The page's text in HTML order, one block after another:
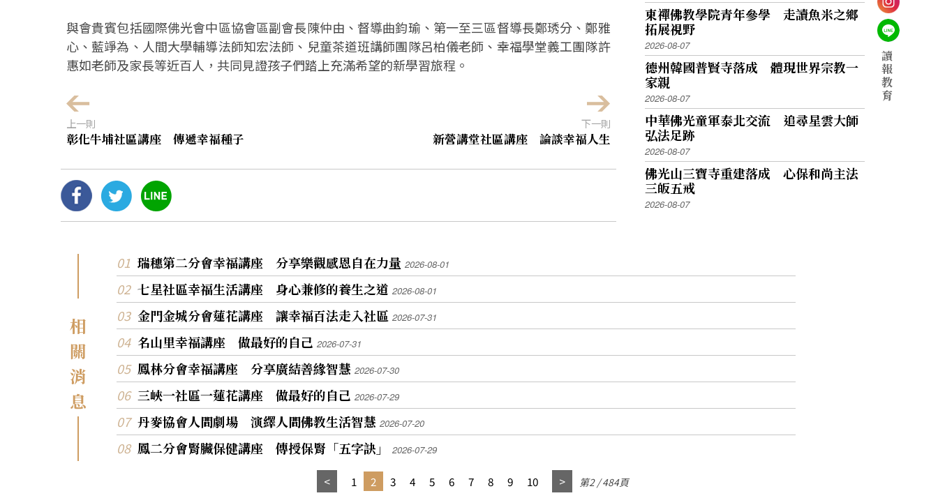
與會貴賓包括國際佛光會中區協會區副會長陳仲由、督導曲鈞瑜、第一至三區督導長鄭琇分、鄭雅
心、藍竫為、人間大學輔導法師知宏法師、兒童茶道班講師團隊呂柏儀老師、幸福學堂義工團隊許
惠如老師及家長等近百人，共同見證孩子們踏上充滿希望的新學習旅程。
上一則
彰化牛埔社區講座 傳遞幸福種子
下一則
新營講堂社區講座 論談幸福人生
東禪佛教學院青年參學 走讀魚米之鄉
拓展視野
2026-08-07
德州韓國普賢寺落成 體現世界宗教一
家親
2026-08-07
中華佛光童軍泰北交流 追尋星雲大師
弘法足跡
2026-08-07
佛光山三寶寺重建落成 心保和尚主法
三皈五戒
2026-08-07
相
關
消
息
瑞穗第二分會幸福講座 分享樂觀感恩自在力量 2026-08-01
七星社區幸福生活講座 身心兼修的養生之道 2026-08-01
金門金城分會蓮花講座 讓幸福百法走入社區 2026-07-31
名山里幸福講座 做最好的自己 2026-07-31
鳳林分會幸福講座 分享廣結善緣智慧 2026-07-30
三峽一社區一蓮花講座 做最好的自己 2026-07-29
丹麥協會人間劇場 演繹人間佛教生活智慧 2026-07-20
鳳二分會腎臟保健講座 傳授保腎「五字訣」 2026-07-29
1 2 3 4 5 6 7 8 9 10 第2 / 484頁
讀
報
教
育